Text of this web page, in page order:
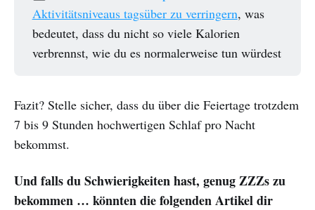
Aktivitätsniveaus tagsüber zu verringern, was
bedeutet, dass du nicht so viele Kalorien
verbrennst, wie du es normalerweise tun würdest
Fazit? Stelle sicher, dass du über die Feiertage trotzdem
7 bis 9 Stunden hochwertigen Schlaf pro Nacht
bekommst.
Und falls du Schwierigkeiten hast, genug ZZZs zu
bekommen … könnten die folgenden Artikel dir